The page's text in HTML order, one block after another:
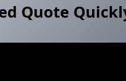
Quote